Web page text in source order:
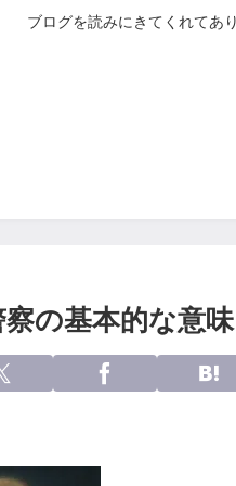
ブログを読みにきてくれてあ
の基本的な意味